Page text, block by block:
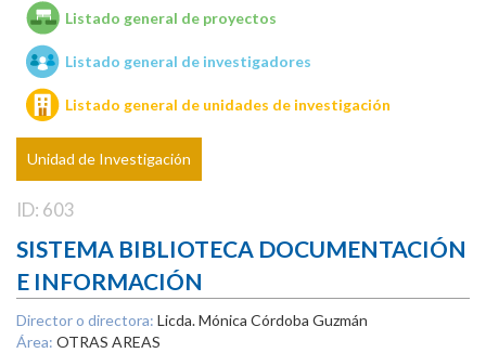
Unidades de investigación
Listado general de proyectos
Listado general de investigadores
Listado general de unidades de investigación
Unidad de Investigación
ID: 603
SISTEMA BIBLIOTECA DOCUMENTACIÓN
E INFORMACIÓN
Director o directora: Licda. Mónica Córdoba Guzmán
Área: OTRAS AREAS